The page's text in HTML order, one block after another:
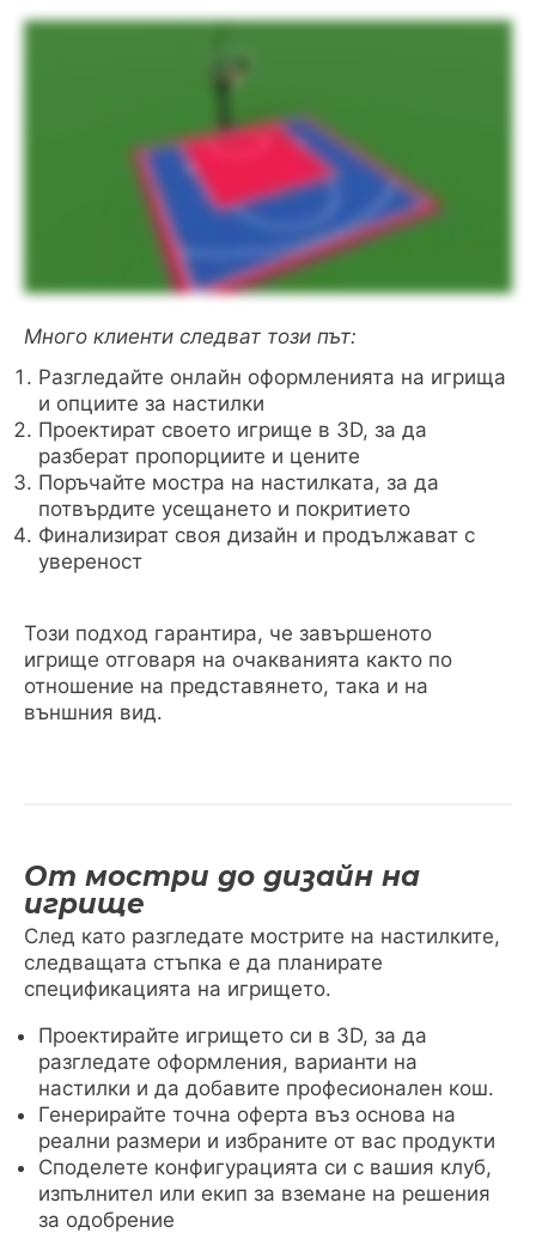
Много клиенти следват този път:
Разгледайте онлайн оформленията на игрища
и опциите за настилки
Проектират своето игрище в 3D, за да
разберат пропорциите и цените
Поръчайте мостра на настилката, за да
потвърдите усещането и покритието
Финализират своя дизайн и продължават с
увереност
Този подход гарантира, че завършеното
игрище отговаря на очакванията както по
отношение на представянето, така и на
външния вид.
От мостри до дизайн на
игрище
След като разгледате мострите на настилките,
следващата стъпка е да планирате
спецификацията на игрището.
Проектирайте игрището си в 3D, за да
разгледате оформления, варианти на
настилки и да добавите професионален кош.
Генерирайте точна оферта въз основа на
реални размери и избраните от вас продукти
Споделете конфигурацията си с вашия клуб,
изпълнител или екип за вземане на решения
за одобрение